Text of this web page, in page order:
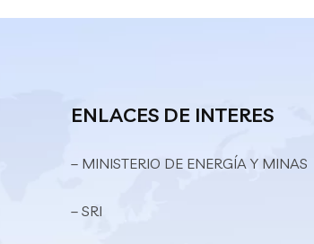
ENLACES DE INTERES
– MINISTERIO DE ENERGÍA Y MINAS
– SRI